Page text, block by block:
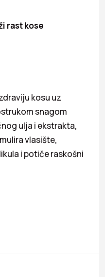
rast kose
kosu uz
snagom
ulja i ekstrakta,
vlasište,
i potiče raskošni